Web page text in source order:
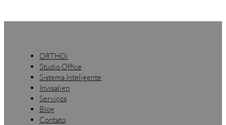
ORTHOi
Studio Office
Sistema Inteligente
Invisalign
Serviços
Blog
Contato